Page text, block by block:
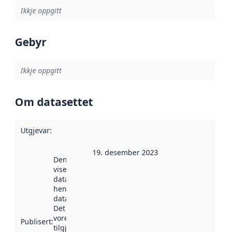
Ikkje oppgitt
Gebyr
Ikkje oppgitt
Om datasettet
Utgjevar:
Publisert:
Denne datoen
viser når
datasettet vart
henta inn av
data.norge.no.
Det kan ha
vore
tilgjengeleg
19. desember 2023